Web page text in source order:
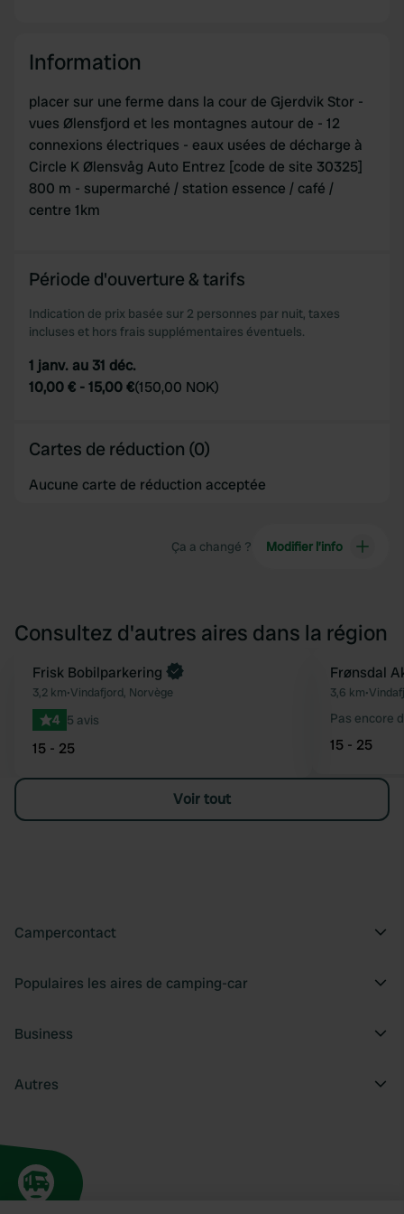
Information
placer sur une ferme dans la cour de Gjerdvik Stor -
vues Ølensfjord et les montagnes autour de - 12
connexions électriques - eaux usées de décharge à
Circle K Ølensvåg Auto Entrez [code de site 30325]
800 m - supermarché / station essence / café /
centre 1km
Période d'ouverture & tarifs
Indication de prix basée sur 2 personnes par nuit, taxes
incluses et hors frais supplémentaires éventuels.
1 janv. au 31 déc.
10,00 € -15,00 €(150,00 NOK)
Cartes de réduction (0)
Aucune carte de réduction acceptée
Ça a changé ? Modifier l’info
Consultez d'autres aires dans la région
Préféré
Frisk Bobilparkering
3,2 km•Vindafjord, Norvège
4 5 avis
15 - 25
Frønsdal
3,6 km•
Pas encore
15 - 25
Voir tout
Campercontact
Populaires les aires de camping-car
Business
Autres